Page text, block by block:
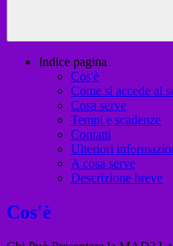
Indice pagina
Cos'è
Come si accede al
Cosa serve
Tempi e scadenze
Contatti
Ulteriori
A cosa serve
Descrizione breve
Cos'è